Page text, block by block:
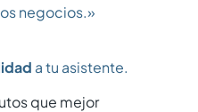
negocios.»
a tu asistente.
que mejor